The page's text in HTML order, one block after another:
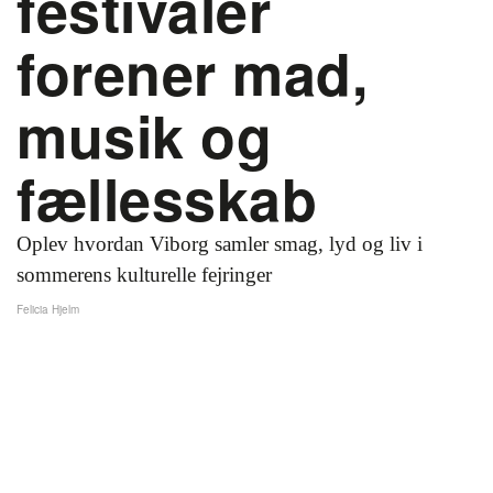
forener mad,
musik og
fællesskab
Oplev hvordan Viborg samler smag, lyd og liv i
sommerens kulturelle fejringer
Felicia Hjelm